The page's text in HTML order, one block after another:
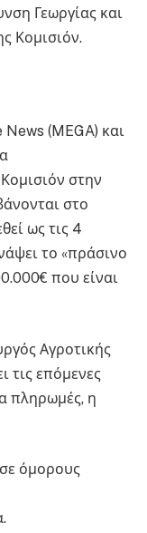
Γεωργίας και
Κομισιόν.
(MEGA) και
στην
στο
ως τις 4
το «πράσινο
που είναι
Αγροτικής
τις επόμενες
πληρωμές, η
όμορους